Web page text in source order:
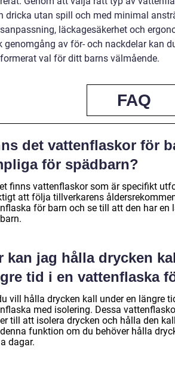
dricka utan spill och med minimal
läckagesäkerhet och
genomgång av för- och nackdelar kan
val för ditt barns välmående.
FAQ
det vattenflaskor för
för spädbarn?
finns vattenflaskor som är specifikt
att följa tillverkarens
för barn och se till att den har en
kan jag hålla drycken
tid i en vattenflaska
vill hålla drycken kall under en längre
med isolering. Dessa
till att isolera drycken och hålla den
funktion om du behöver hålla
dagar.